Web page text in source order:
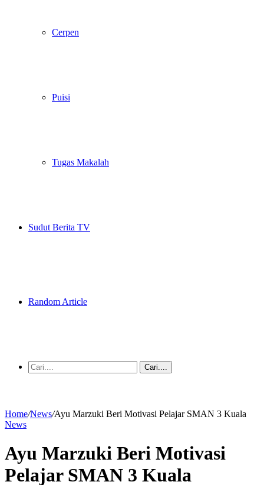
Cerpen
Puisi
Tugas Makalah
Sudut Berita TV
Random Article
Cari....
Home/News/Ayu Marzuki Beri Motivasi Pelajar SMAN 3 Kuala
News
Ayu Marzuki Beri Motivasi
Pelajar SMAN 3 Kuala